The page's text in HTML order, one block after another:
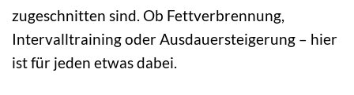
zugeschnitten sind. Ob Fettverbrennung,
Intervalltraining oder Ausdauersteigerung – hier
ist für jeden etwas dabei.